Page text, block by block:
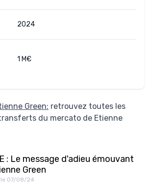
2024
1 M€
Green: retrouvez toutes les
du mercato de Etienne
: Le message d'adieu émouvant
Green
le 07/08/24